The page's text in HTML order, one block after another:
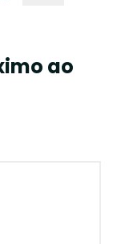
ao